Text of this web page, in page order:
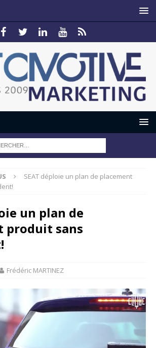
SEAT déploie un plan de placement
un plan de
produit sans
Frédéric MARTINEZ